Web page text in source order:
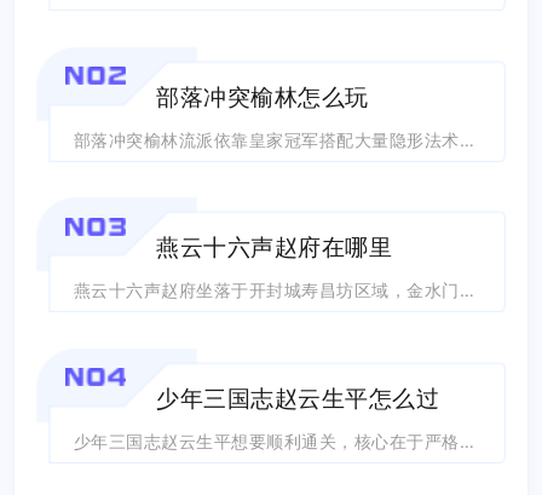
NO2
部落冲突榆林怎么玩
部落冲突榆林流派依靠皇家冠军搭配大量隐形法术完成前戏破核，再用龙骑与火龙主力部队...
NO3
燕云十六声赵府在哪里
燕云十六声赵府坐落于开封城寿昌坊区域，金水门街传送碑东侧，也就是玩家常说的赵普宅...
NO4
少年三国志赵云生平怎么过
少年三国志赵云生平想要顺利通关，核心在于严格遵循剧情顺序推进任务、活用地图地形拉...